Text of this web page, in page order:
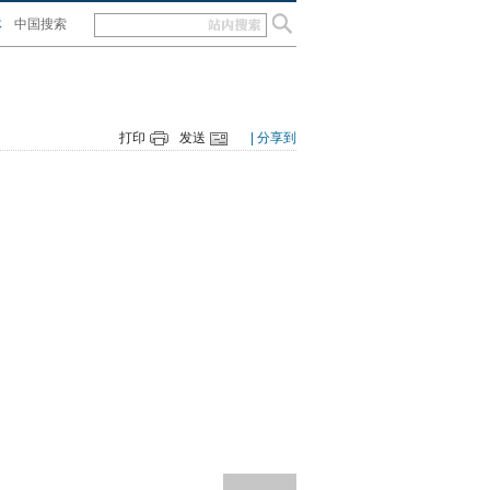
中国搜索
打印 发送 | 分享到